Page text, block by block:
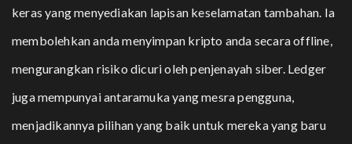
keras yang menyediakan lapisan keselamatan tambahan. Ia
membolehkan anda menyimpan kripto anda secara offline,
mengurangkan risiko dicuri oleh penjenayah siber. Ledger
juga mempunyai antaramuka yang mesra pengguna,
menjadikannya pilihan yang baik untuk mereka yang baru